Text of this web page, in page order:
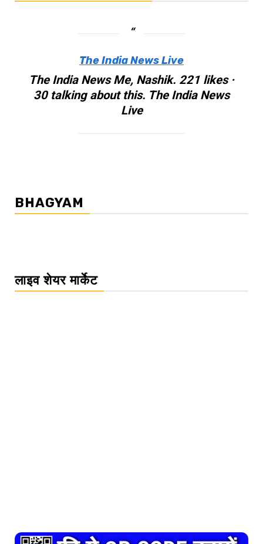
The India News Live
The India News Me, Nashik. 221 likes ·
30 talking about this. The India News
Live
BHAGYAM
लाइव शेयर मार्केट